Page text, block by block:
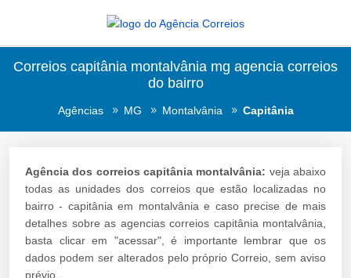
Correios capitânia montalvânia mg agencia correios
do bairro
Agências MG Montalvânia Capitânia
Agência dos correios capitânia montalvânia: veja abaixo
todas as unidades dos correios que estão localizadas no
bairro - capitânia em montalvânia e caso precise de mais
detalhes sobre as agencias correios capitânia montalvânia,
basta clicar em "acessar", é importante lembrar que os
dados podem ser alterados pelo próprio Correio, sem aviso
prévio.